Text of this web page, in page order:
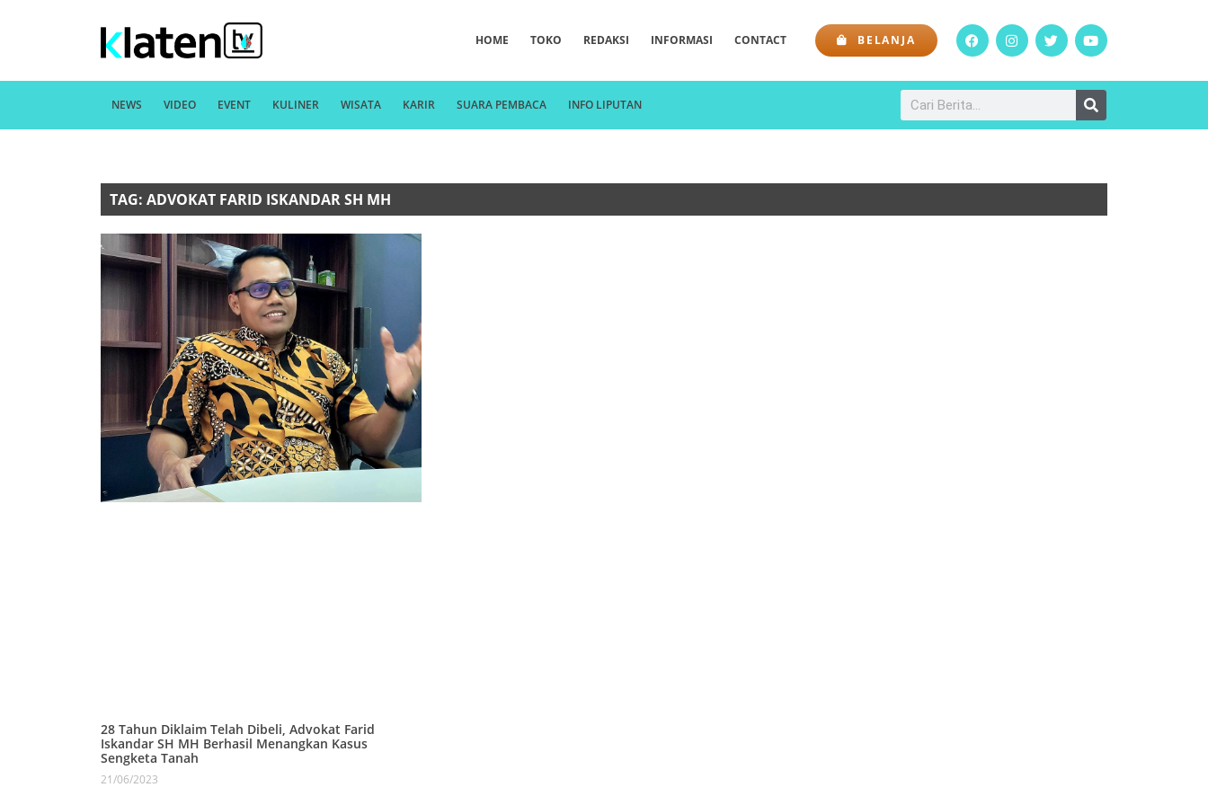
HOME TOKO REDAKSI INFORMASI CONTACT BELANJA
NEWS VIDEO EVENT KULINER WISATA KARIR SUARA PEMBACA INFO LIPUTAN
TAG: ADVOKAT FARID ISKANDAR SH MH
28 Tahun Diklaim Telah Dibeli, Advokat Farid
Iskandar SH MH Berhasil Menangkan Kasus
Sengketa Tanah
21/06/2023